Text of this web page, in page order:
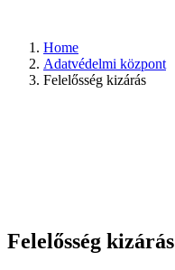
Home
Adatvédelmi központ
Felelősség kizárás
Felelősség kizárás